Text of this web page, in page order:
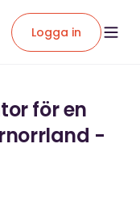
Logga in
för en
-